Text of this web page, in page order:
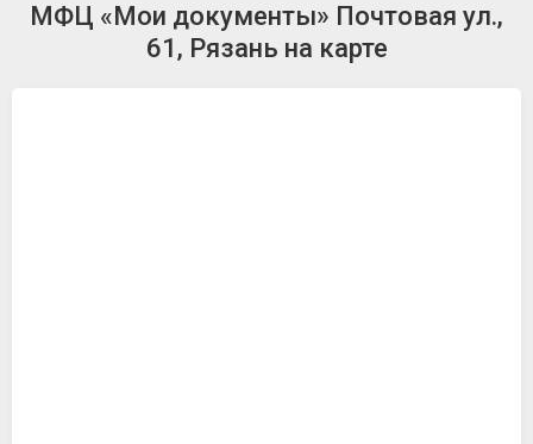
МФЦ «Мои документы» Почтовая ул.,
61, Рязань на карте